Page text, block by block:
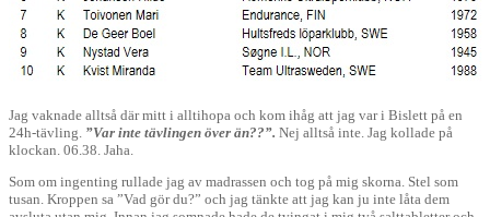
Jag vaknade alltså där mitt i alltihopa och kom ihåg att jag var i Bislett på en
24h-tävling. ”Var inte tävlingen över än??”. Nej alltså inte. Jag kollade på
klockan. 06.38. Jaha.
Som om ingenting rullade jag av madrassen och tog på mig skorna. Stel som
tusan. Kroppen sa ”Vad gör du?” och jag tänkte att jag kan ju inte låta dem